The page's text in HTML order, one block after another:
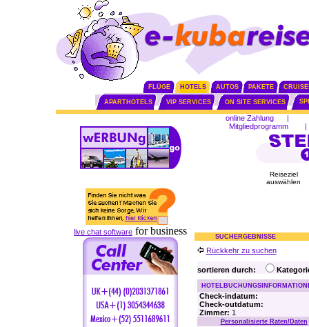
FLÜGE HOTELS AUTOS PAKETE
APARTHOTELS VIP SERVICES ON SITE SERVICES
live chat software for business
online Zahlung
|
Mitgliedprogramm
|
Reiseziel
auswählen
SUCHERGEBNISSE
Rückkehr zu suchen
sortieren durch:
Check-indatum:
Check-outdatum:
Zimmer: 1
Personalisierte Raten/Daten